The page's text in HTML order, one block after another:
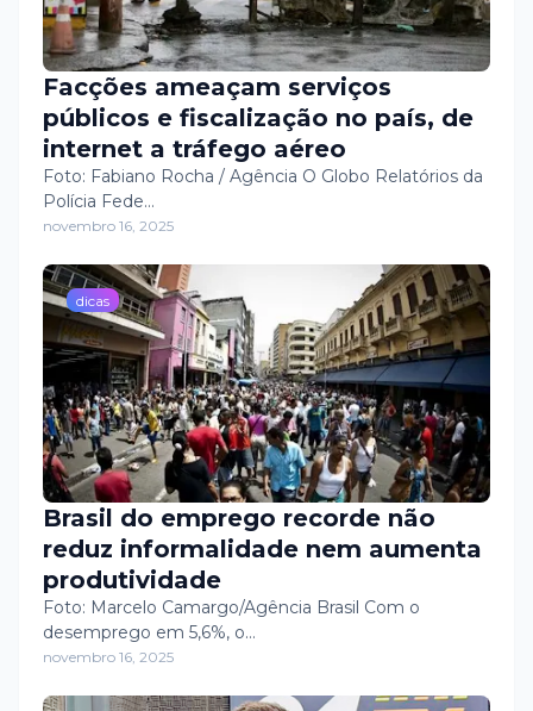
Facções ameaçam serviços
públicos e fiscalização no país, de
internet a tráfego aéreo
Foto: Fabiano Rocha / Agência O Globo Relatórios da
Polícia Fede…
novembro 16, 2025
dicas
Brasil do emprego recorde não
reduz informalidade nem aumenta
produtividade
Foto: Marcelo Camargo/Agência Brasil Com o
desemprego em 5,6%, o…
novembro 16, 2025